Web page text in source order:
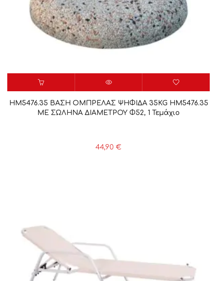
HM5476.35 ΒΑΣΗ ΟΜΠΡΕΛΑΣ ΨΗΦΙΔΑ 35KG HM5476.35
ΜΕ ΣΩΛΗΝΑ ΔΙΑΜΕΤΡΟΥ Φ52, 1 Τεμάχιο
44,90 €